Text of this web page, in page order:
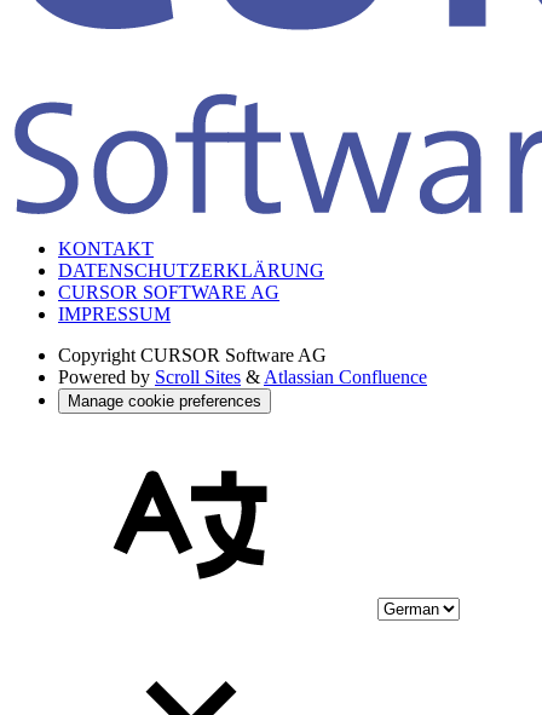
KONTAKT
DATENSCHUTZERKLÄRUNG
CURSOR SOFTWARE AG
IMPRESSUM
Copyright CURSOR Software AG
Powered by Scroll Sites &Atlassian Confluence
Manage cookie preferences